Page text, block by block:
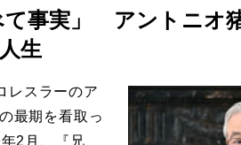
て事実」 アントニオ
生
レスラーのア
最期を看取っ
年2月、『兄